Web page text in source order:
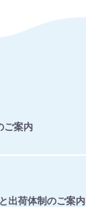
ご案内
出荷体制のご案内